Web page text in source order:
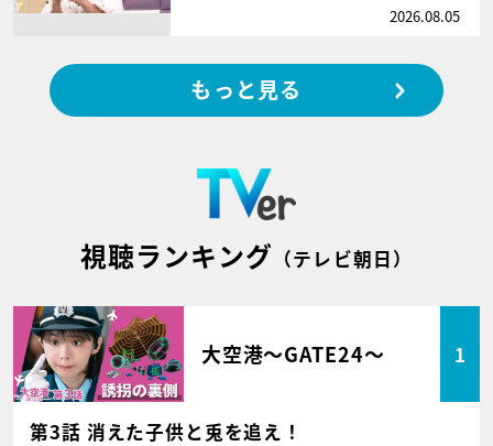
2026.08.05
もっと見る
視聴ランキング （テレビ朝日）
大空港～GATE24～ 1
第3話 消えた子供と兎を追え！